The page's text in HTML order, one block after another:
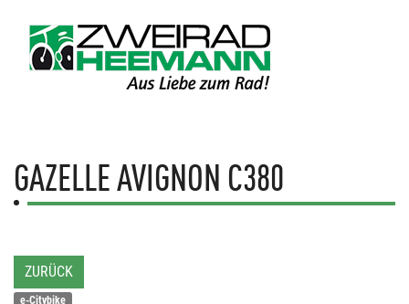
GAZELLEAVIGNON C380
ZURÜCK
e-Citybike